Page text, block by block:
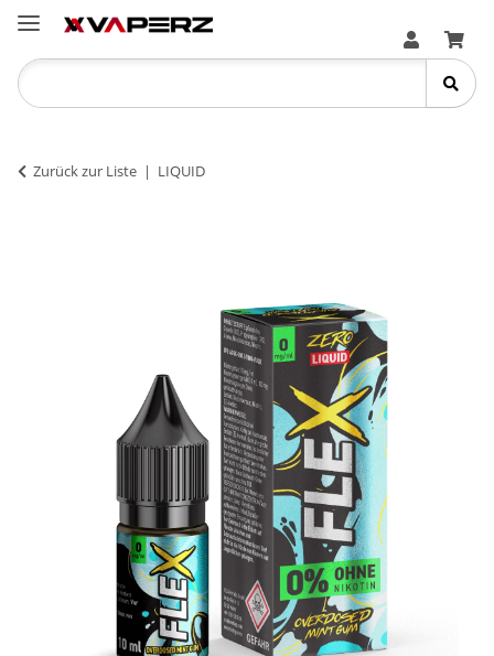
Zurück zur Liste LIQUID